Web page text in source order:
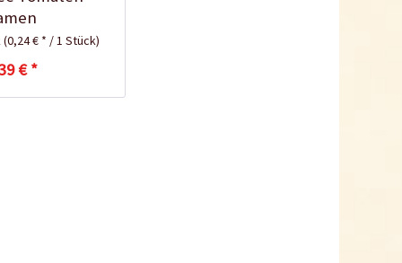
(0,24 € * / 1 Stück)
€ *